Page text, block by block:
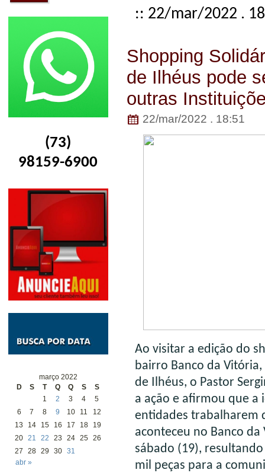
(73)
98159-6900
março 2022
D
S T Q Q S
S
1
2 3 4
5
6
7 8 9 10 11
12
13
14 15 16 17 18
19
20 21 22 23 24 25 26
27
28 29 30 31
abr »
:: 22/mar/2022 .
Shopping
de Ilhéus pode
outras
22/mar/2022 . 18:51
Ao visitar a edição do
bairro Banco da
de Ilhéus, o Pastor
a ação e afirmou que a
entidades trabalharem
aconteceu no Banco
sábado (19),
mil peças para a